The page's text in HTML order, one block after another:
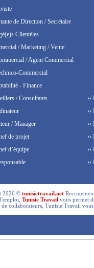
de Direction / Secrétaire
Clientèles
/ Marketing / Vente
/ Agent Commercial
Commercial
- Finance
/ Consultants
/ Manager
de projet
d’équipe
2026 ©tunisietravail.net
Tunisie Travail vous permet
de collaborateurs, Tunisie Travail